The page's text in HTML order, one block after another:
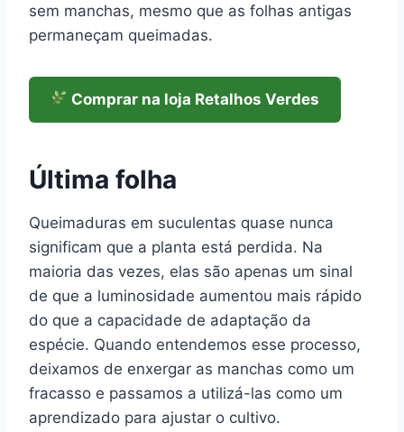
sem manchas, mesmo que as folhas antigas
permaneçam queimadas.
Comprar na loja Retalhos Verdes
Última folha
Queimaduras em suculentas quase nunca
significam que a planta está perdida. Na
maioria das vezes, elas são apenas um sinal
de que a luminosidade aumentou mais rápido
do que a capacidade de adaptação da
espécie. Quando entendemos esse processo,
deixamos de enxergar as manchas como um
fracasso e passamos a utilizá-las como um
aprendizado para ajustar o cultivo.